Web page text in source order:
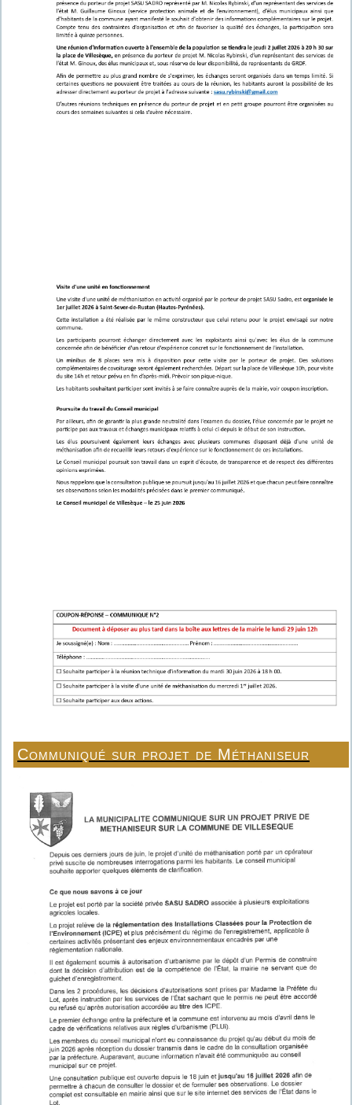
Communiqué sur projet de Méthaniseur